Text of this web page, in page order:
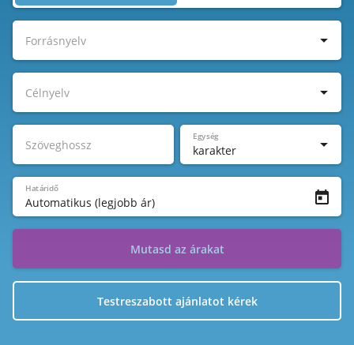
Forrásnyelv
Célnyelv
Szöveghossz
Egység
karakter
Határidő
Automatikus (legjobb ár)
Mutasd az árakat
Testreszabott ajánlatot kérek